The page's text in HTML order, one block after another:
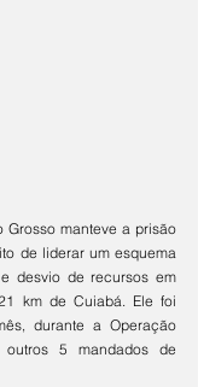
de liderar um esquema
desvio de recursos em
km de Cuiabá. Ele foi
durante a Operação
outros 5 mandados de